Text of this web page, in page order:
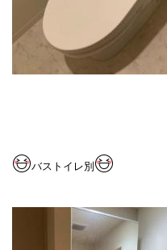
バストイレ別